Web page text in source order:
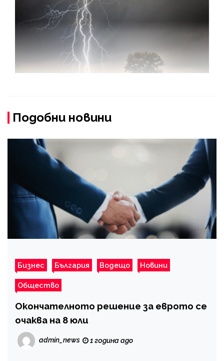
Подобни новини
Бизнес България Водещо Новини
Общество
Окончателното решение за еврото се
очаква на 8 юли
admin_news 1 година ago